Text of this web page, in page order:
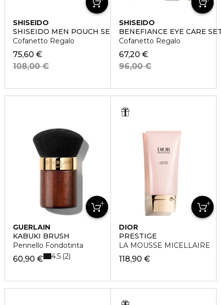
SHISEIDO
SHISEIDO MEN POUCH SET
Cofanetto Regalo
75,60 €
108,00 €
SHISEIDO
BENEFIANCE EYE CARE
Cofanetto Regalo
67,20 €
96,00 €
GUERLAIN
KABUKI BRUSH
Pennello Fondotinta
60,90 € 4.5 2
DIOR
PRESTIGE
LA MOUSSE MICELLAIRE
118,90 €